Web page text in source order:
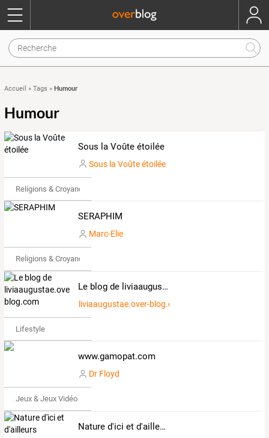
Accueil » Tags » Humour
Humour
Sous la Voûte étoilée
Sous la Voûte étoilée
Religions & Croyances
SERAPHIM
Marc-Elie
Religions & Croyances
Le blog de liviaaugustae.over-blog.com
liviaaugustae.over-blog.com
Lifestyle
www.gamopat.com
Dr Floyd
Jeux & Jeux Vidéo
Nature d'ici et d'ailleurs